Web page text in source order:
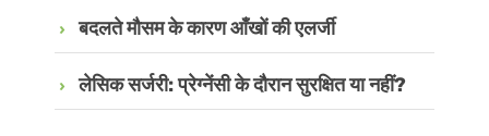
बदलते मौसम के कारण आँखों की एलर्जी
लेसिक सर्जरी: प्रेग्नेंसी के दौरान सुरक्षित या नहीं?